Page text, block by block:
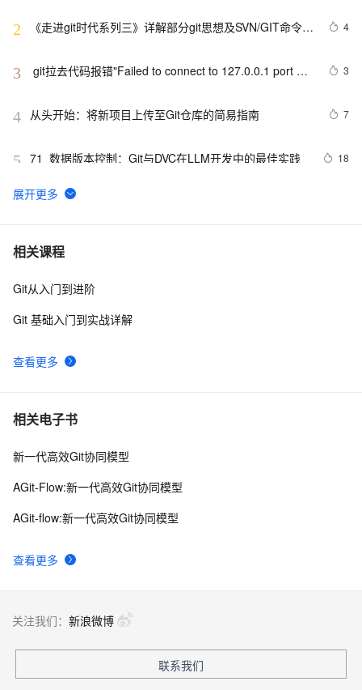
2
《走进git时代系列三》详解部分git思想及SVN/GIT命令对
4
3
git拉去代码报错"Failed to connect to 127.0.0.1 port
3
4 从头开始：将新项目上传至Git仓库的简易指南 7
5 71_数据版本控制：Git与DVC在LLM开发中的最佳实践 18
6 git使用
7 git checkout 切 commit
8 Git 如何将一个项目的代码放到一个新的仓库中，但不在
replay your work on top of it...
相关课程
查看更多
Git从入门到进阶
Git 基础入门到实战详解
相关电子书
查看更多
新一代高效Git协同模型
AGit-Flow:新一代高效Git协同模型
AGit-flow:新一代高效Git协同模型
关注我们： 新浪微博
联系我们